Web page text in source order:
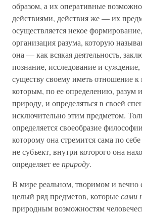
образом, а их оперативные
действиями, действия же — их
осуществляется некое
организация разума, которую
она — как всякая деятельность,
познание, исследование и
существу своему иметь отношение к
которым, по ее определению, разум
природу, и определяться в своей
исключительно этим предметом.
определяется своеобразие
которому она стремится сама по
не субъект, внутри которого она
определяет ееприроду.
В мире реальном, творимом и вечно
целый ряд предметов, которыесами
природным возможностям